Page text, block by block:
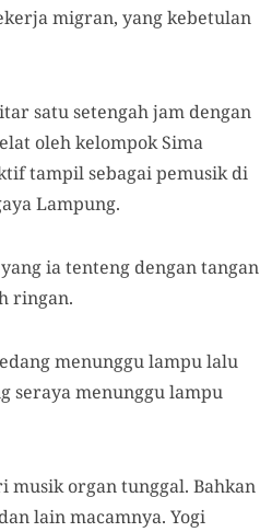
migran, yang kebetulan
satu setengah jam dengan
oleh kelompok Sima
tampil sebagai pemusik di
Lampung.
ia tenteng dengan tangan
ringan.
menunggu lampu lalu
seraya menunggu lampu
musik organ tunggal. Bahkan
lain macamnya. Yogi